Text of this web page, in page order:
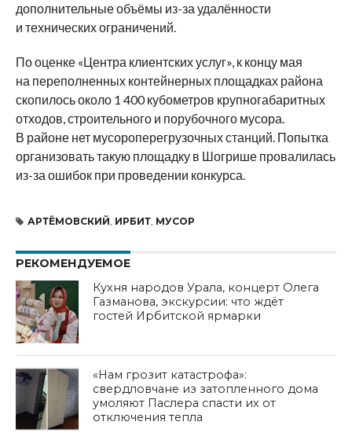
дополнительные объёмы из-за удалённости
и технических ограничений.
По оценке «Центра клиентских услуг», к концу мая
на переполненных контейнерных площадках района
скопилось около 1 400 кубометров крупногабаритных
отходов, строительного и порубочного мусора.
В районе нет мусороперегрузочных станций. Попытка
организовать такую площадку в Шогрише провалилась
из-за ошибок при проведении конкурса.
АРТЁМОВСКИЙ, ИРБИТ, МУСОР
РЕКОМЕНДУЕМОЕ
Кухня народов Урала, концерт Олега
Газманова, экскурсии: что ждёт
гостей Ирбитской ярмарки
«Нам грозит катастрофа»:
свердловчане из затопленного дома
умоляют Паслера спасти их от
отключения тепла